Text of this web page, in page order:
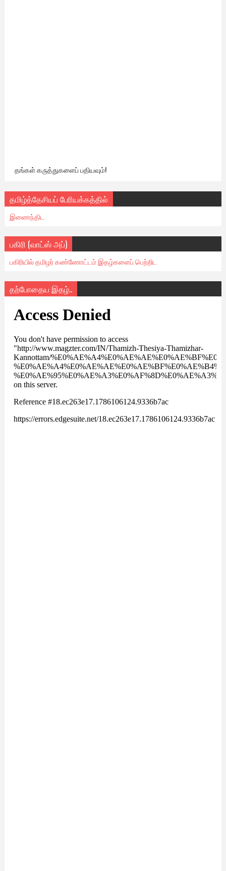
தங்கள் கருத்துகளைப் பதியவும்!
தமிழ்த்தேசியப் பேரியக்கத்தில்
இணைந்திட
பகிரி (வாட்ஸ் அப்)
பகிரியில் தமிழர் கண்ணோட்டம் இதழ்களைப் பெற்றிட
தற்போதைய இதழ்..